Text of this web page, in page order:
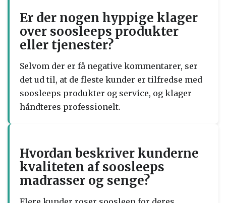
Er der nogen hyppige klager
over soosleeps produkter
eller tjenester?
Selvom der er få negative kommentarer, ser
det ud til, at de fleste kunder er tilfredse med
soosleeps produkter og service, og klager
håndteres professionelt.
Hvordan beskriver kunderne
kvaliteten af soosleeps
madrasser og senge?